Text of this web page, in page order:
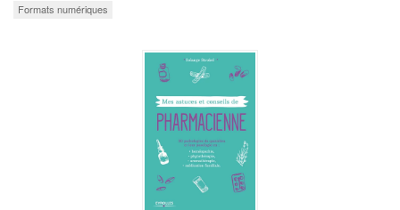
Formats numériques